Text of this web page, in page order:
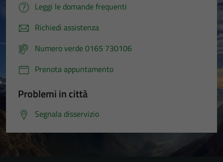
Leggi le domande frequenti
Richiedi assistenza
Numero verde 0165 730106
Prenota appuntamento
Problemi in città
Segnala disservizio
essere